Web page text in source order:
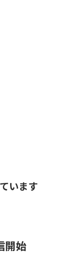
います
開始